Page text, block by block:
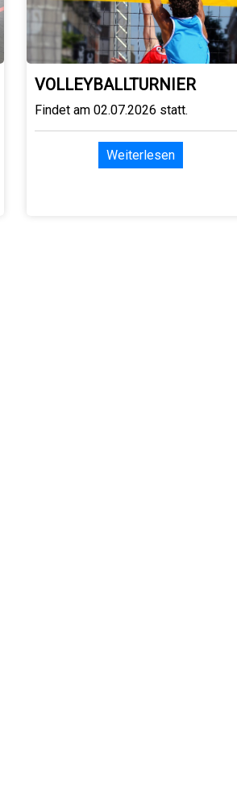
VOLLEYBALLTURNIER
Findet am 02.07.2026 statt.
Weiterlesen